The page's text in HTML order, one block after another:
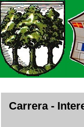
Carrera -